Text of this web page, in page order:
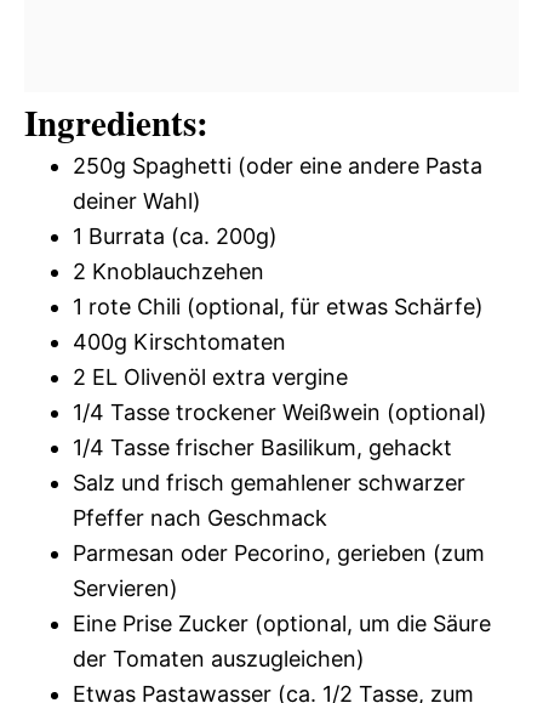
Ingredients:
250g Spaghetti (oder eine andere Pasta
deiner Wahl)
1 Burrata (ca. 200g)
2 Knoblauchzehen
1 rote Chili (optional, für etwas Schärfe)
400g Kirschtomaten
2 EL Olivenöl extra vergine
1/4 Tasse trockener Weißwein (optional)
1/4 Tasse frischer Basilikum, gehackt
Salz und frisch gemahlener schwarzer
Pfeffer nach Geschmack
Parmesan oder Pecorino, gerieben (zum
Servieren)
Eine Prise Zucker (optional, um die Säure
der Tomaten auszugleichen)
Etwas Pastawasser (ca. 1/2 Tasse, zum